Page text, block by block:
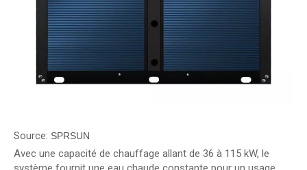
Source: SPRSUN
Avec une capacité de chauffage allant de 36 à 115 kW, le